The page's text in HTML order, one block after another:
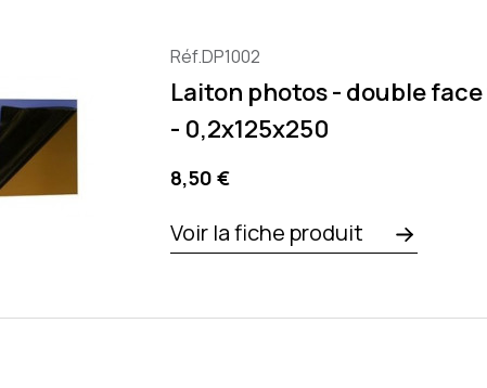
Réf.DP1002
Laiton photos - double
- 0,2x125x250
Precio
8,50 €
Voir la fiche produit